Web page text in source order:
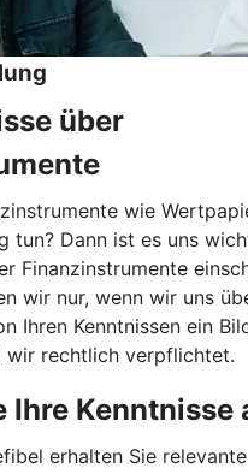
über
wie
tun? Dann ist es uns
Finanzinstrumente
wir nur, wenn wir uns
Ihren Kenntnissen ein
wir rechtlich verpflichtet.
Ihre Kenntnisse
erhalten Sie relevante